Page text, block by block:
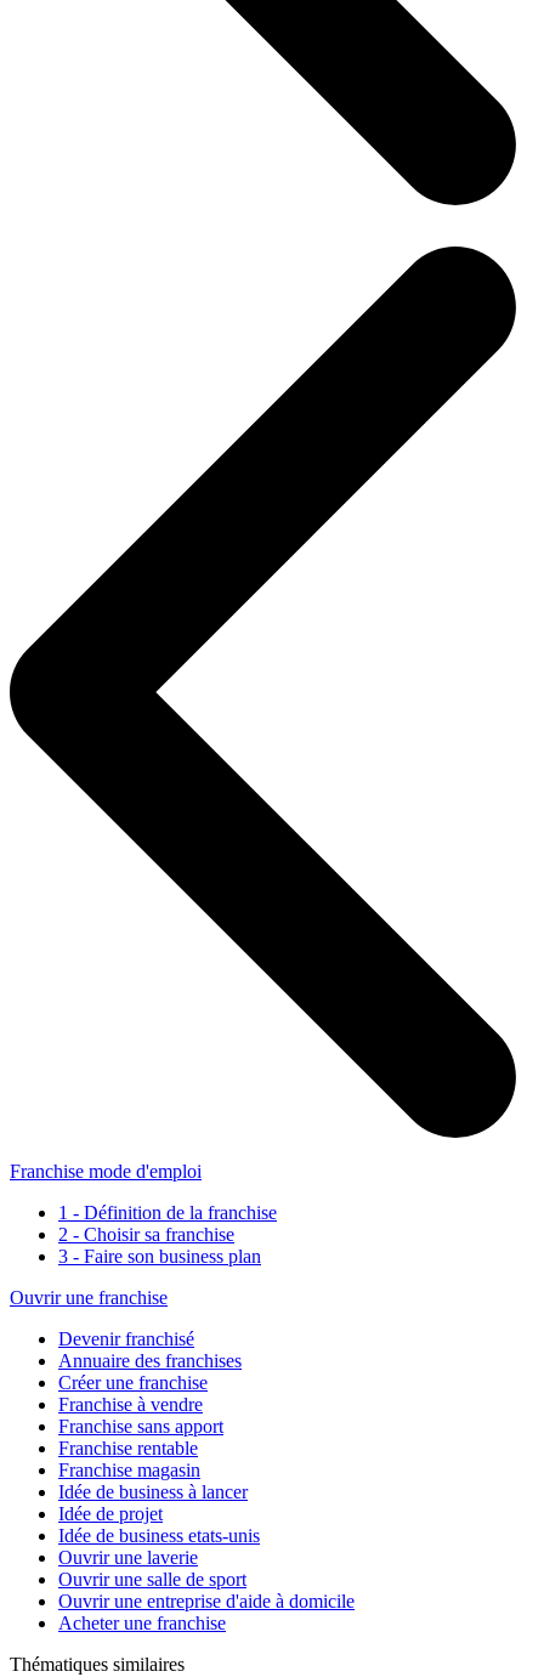
Franchise mode d'emploi
1 - Définition de la franchise
2 - Choisir sa franchise
3 - Faire son business plan
Ouvrir une franchise
Devenir franchisé
Annuaire des franchises
Créer une franchise
Franchise à vendre
Franchise sans apport
Franchise rentable
Franchise magasin
Idée de business à lancer
Idée de projet
Idée de business etats-unis
Ouvrir une laverie
Ouvrir une salle de sport
Ouvrir une entreprise d'aide à domicile
Acheter une franchise
Thématiques similaires